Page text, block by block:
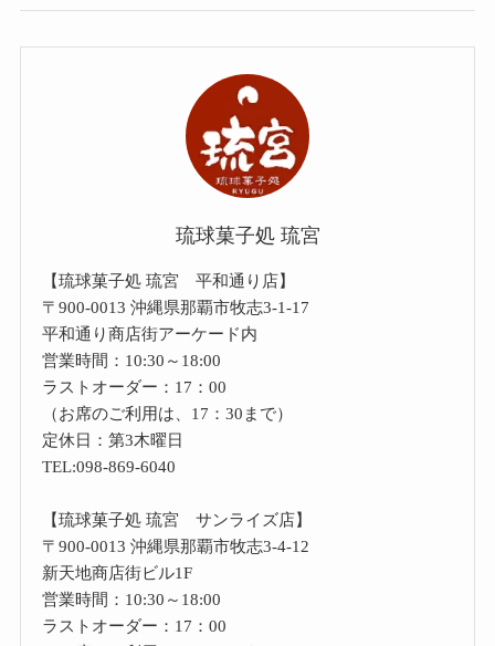
琉球菓子処 琉宮
【琉球菓子処 琉宮 平和通り店】
〒900-0013 沖縄県那覇市牧志3-1-17
平和通り商店街アーケード内
営業時間：10:30～18:00
ラストオーダー：17：00
（お席のご利用は、17：30まで）
定休日：第3木曜日
TEL:098-869-6040
【琉球菓子処 琉宮 サンライズ店】
〒900-0013 沖縄県那覇市牧志3-4-12
新天地商店街ビル1F
営業時間：10:30～18:00
ラストオーダー：17：00